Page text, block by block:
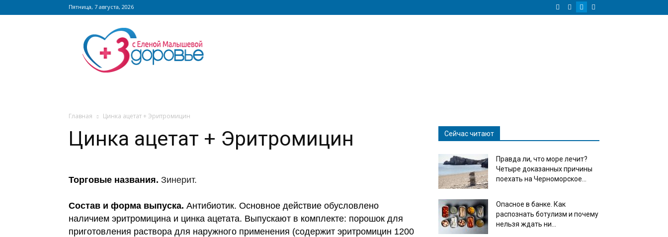
Пятница, 7 августа, 2026
Сайт
zdorovieinfo.ru
крупнейший
медицинский
Главная Цинка ацетат + Эритромицин
Цинка ацетат + Эритромицин
Торговые названия. Зинерит.
Состав и форма выпуска. Антибиотик. Основное действие обусловлено
наличием эритромицина и цинка ацетата. Выпускают в комплекте: порошок для
приготовления раствора для наружного применения (содержит эритромицин 1200
Сейчас читают
Правда ли, что море лечит?
Четыре доказанных причины
поехать на Черноморское...
Опасное в банке. Как
распознать ботулизм и почему
нельзя ждать ни...